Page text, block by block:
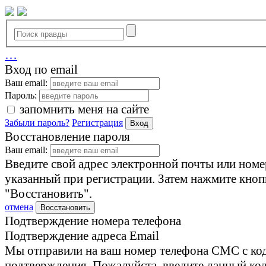
…
Вход по email
Ваш email:
Пароль:
запомнить меня на сайте
Забыли пароль? Регистрация Вход
Восстановление пароля
Ваш email:
Введите свой адрес электронной почты или
указанный при регистрации. Затем нажмите
"Восстановить".
отмена Восстановить
Подтверждение номера телефона
Подтверждение адреса Email
Мы отправили на ваш номер телефона СМС с